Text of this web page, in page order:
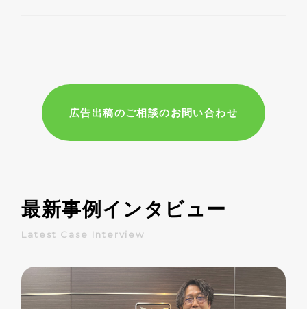
広告出稿のご相談のお問い合わせ
最新事例インタビュー
Latest Case Interview